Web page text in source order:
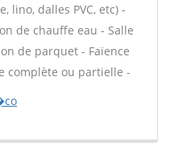
lino, dalles PVC, etc) -
de chauffe eau - Salle
de parquet - Faïence
complète ou partielle -